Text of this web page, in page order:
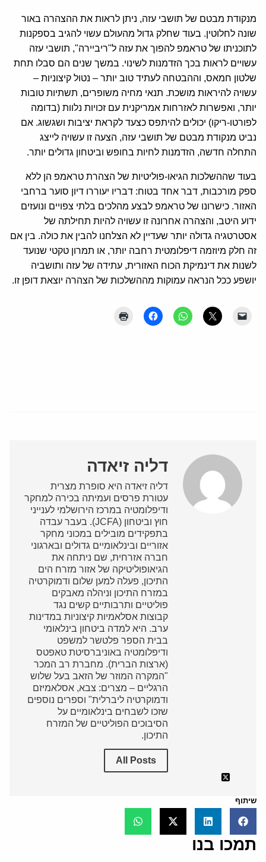
מנקודת מבטם של תושבי עזה, ניתן לראות את ההצהרה באור
שונה לחלוטין. בעוד שחלק גדול מהעולם עשוי להגיב בספקנות
לתוכניתו של טראמפ להפוך את עזה ל"ריביירה", תושבי עזה
עשויים לראות בכך הזדמנות לשינוי. במשך שנים הם סבלו תחת
שלטון חמאס, וההבטחה לעתיד טוב יותר – נטול קיצוניות –
עשויה להיראות מושכת. תנאי מחיה משופרים, תשתיות טובות
יותר, ואפשרות לאזרחות אמריקנית עם זכויות נלוות (בדומה
לפורטו-ריקו) יכולים להיתפס כצעד לקראת יציבות ושגשוג. אם
נביט מנקודת מבטם של תושבי עזה, הצעה זו עשויה לייצג
התחלה חדשה, הזדמנות לחיות בחופש וביטחון גדולים יותר.
בעוד שההשלכות הגיאו-פוליטיות של הצהרת טראמפ הן ללא
ספק מורכבות, דבר אחד בטוח: דבריו יעוררו דיון סוער ברחבי
האזור. כישרונו של טראמפ לבצע מהלכים בלתי צפויים ונועזים
ידוע היטב, והצהרה אחרונה זו עשויה להיות תחילתה של
אסטרטגיה גדולה יותר שעדיין לא הצלחנו להבין את כולה. בין אם
זה חלק מיוזמה דיפלומטית רחבה יותר, או תמרון טקטי שנועד
לשנות את דינמיקת הכוח האזורית, עתידה של עזה ותושביה
יושפע ככל הנראה עמוקות מההשלכות של הצהרה יוצאת דופן זו.
דליה זיאדה
דליה זיאדה היא סופרת מצרית
עטורת פרסים ועמיתה בכירה למחקר
ודיפלומטיה במרכז הירושלמי לענייני
חוץ וביטחון (JCFA). בעבר עבדה
בתפקידים מובילים במכוני מחקר
אזוריים ובינלאומיים גדולים ובארגוני
חברה אזרחית, שם ניתחה את
הגיאופוליטיקה של אזור מזרח הים
התיכון, פעלה למען שלום ודמוקרטיה
במזרח התיכון וניהלה מאבקים
פוליטיים ותרבותיים קשים נגד
קבוצות אסלאמיות קיצוניות במדינות
ערב. היא למדה ביטחון בינלאומי
בבית הספר פלטשר למשפט
ודיפלומטיה באוניברסיטת טאפטס
(ארצות הברית). מחברת רב המכר
"המקרה המוזר של הזאב בעל שלוש
הרגליים – מצרים: צבא, אסלאמיזם
ודמוקרטיה ליברלית" וספרים נוספים
שזכו לשבחים בינלאומיים על
הסיבוכים הפוליטיים של המזרח
התיכון.
All Posts
שיתוף
תמכו בנו